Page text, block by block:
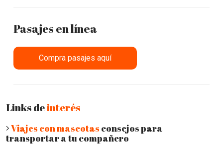
Pasajes en línea
Compra pasajes aquí
Links deinterés
Viajes con mascotas consejos para
transportar a tu compañero